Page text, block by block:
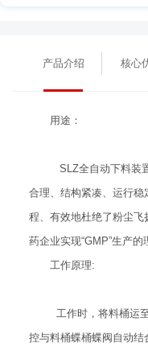
产品介绍 核心
用途：
SLZ全自动下料装
合理、结构紧凑、运行
程、有效地杜绝了粉尘
药企业实现“GMP”生产的
工作原理:
工作时，将料桶运
控与料桶蝶桶蝶阀自动